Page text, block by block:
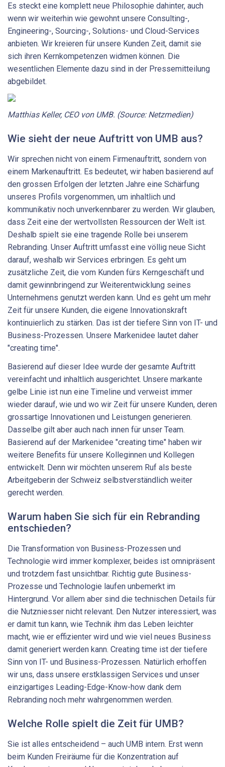
Es steckt eine komplett neue Philosophie dahinter, auch
wenn wir weiterhin wie gewohnt unsere Consulting-,
Engineering-, Sourcing-, Solutions- und Cloud-Services
anbieten. Wir kreieren für unsere Kunden Zeit, damit sie
sich ihren Kernkompetenzen widmen können. Die
wesentlichen Elemente dazu sind in der Pressemitteilung
abgebildet.
Matthias Keller, CEO von UMB. (Source: Netzmedien)
Wie sieht der neue Auftritt von UMB aus?
Wir sprechen nicht von einem Firmenauftritt, sondern von
einem Markenauftritt. Es bedeutet, wir haben basierend auf
den grossen Erfolgen der letzten Jahre eine Schärfung
unseres Profils vorgenommen, um inhaltlich und
kommunikativ noch unverkennbarer zu werden. Wir glauben,
dass Zeit eine der wertvollsten Ressourcen der Welt ist.
Deshalb spielt sie eine tragende Rolle bei unserem
Rebranding. Unser Auftritt umfasst eine völlig neue Sicht
darauf, weshalb wir Services erbringen. Es geht um
zusätzliche Zeit, die vom Kunden fürs Kerngeschäft und
damit gewinnbringend zur Weiterentwicklung seines
Unternehmens genutzt werden kann. Und es geht um mehr
Zeit für unsere Kunden, die eigene Innovationskraft
kontinuierlich zu stärken. Das ist der tiefere Sinn von IT- und
Business-Prozessen. Unsere Markenidee lautet daher
"creating time".
Basierend auf dieser Idee wurde der gesamte Auftritt
vereinfacht und inhaltlich ausgerichtet. Unsere markante
gelbe Linie ist nun eine Timeline und verweist immer
wieder darauf, wie und wo wir Zeit für unsere Kunden, deren
grossartige Innovationen und Leistungen generieren.
Dasselbe gilt aber auch nach innen für unser Team.
Basierend auf der Markenidee "creating time" haben wir
weitere Benefits für unsere Kolleginnen und Kollegen
entwickelt. Denn wir möchten unserem Ruf als beste
Arbeitgeberin der Schweiz selbstverständlich weiter
gerecht werden.
Warum haben Sie sich für ein Rebranding
entschieden?
Die Transformation von Business-Prozessen und
Technologie wird immer komplexer, beides ist omnipräsent
und trotzdem fast unsichtbar. Richtig gute Business-
Prozesse und Technologie laufen unbemerkt im
Hintergrund. Vor allem aber sind die technischen Details für
die Nutzniesser nicht relevant. Den Nutzer interessiert, was
er damit tun kann, wie Technik ihm das Leben leichter
macht, wie er effizienter wird und wie viel neues Business
damit generiert werden kann. Creating time ist der tiefere
Sinn von IT- und Business-Prozessen. Natürlich erhoffen
wir uns, dass unsere erstklassigen Services und unser
einzigartiges Leading-Edge-Know-how dank dem
Rebranding noch mehr wahrgenommen werden.
Welche Rolle spielt die Zeit für UMB?
Sie ist alles entscheidend – auch UMB intern. Erst wenn
beim Kunden Freiräume für die Konzentration auf